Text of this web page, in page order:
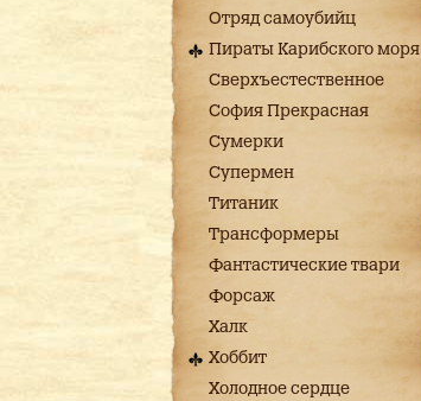
Отряд самоубийц
Пираты Карибского моря
Сверхъестественное
София Прекрасная
Сумерки
Супермен
Титаник
Трансформеры
Фантастические твари
Форсаж
Халк
Хоббит
Холодное сердце